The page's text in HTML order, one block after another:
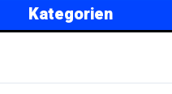
Kategorien